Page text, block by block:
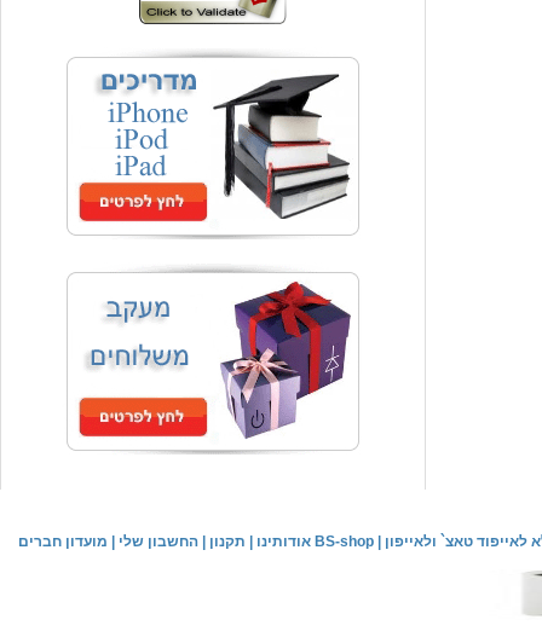
₪90.00 מחיר שוק
₪49.00 המחיר כולל משלוח :
כיסוי אחורי לאייפון 4/4S
₪59.00
המחיר שלך
משלוח חינם
שעון יד אופנתי
₪59.00
המחיר שלך
משלוח חינם
שעון יד לילדים \ הלו קיטי - לבן
₪44.00 המחיר שלך מועדון חברים החשבון שלי תקנון אודותינו BS-shop טאצ` ולאייפון